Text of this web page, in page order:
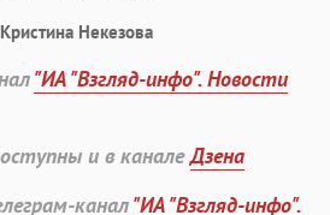
Кристина Некезова
"ИА "Взгляд-инфо". Новости
и в каналеДзена
канал"ИА "Взгляд-инфо".